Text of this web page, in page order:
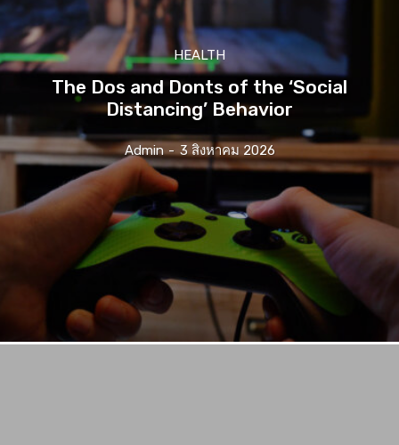
HEALTH
The Dos and Donts of the ‘Social
Distancing’ Behavior
Admin - 3 สิงหาคม 2026